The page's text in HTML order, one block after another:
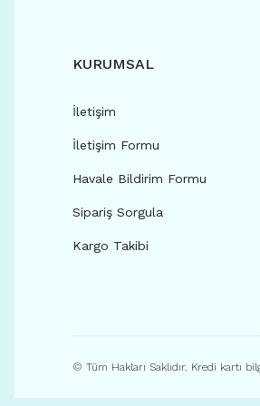
KURUMSAL
İletişim
İletişim Formu
Havale Bildirim Formu
Sipariş Sorgula
Kargo Takibi
© Tüm Hakları Saklıdır. Kredi kartı